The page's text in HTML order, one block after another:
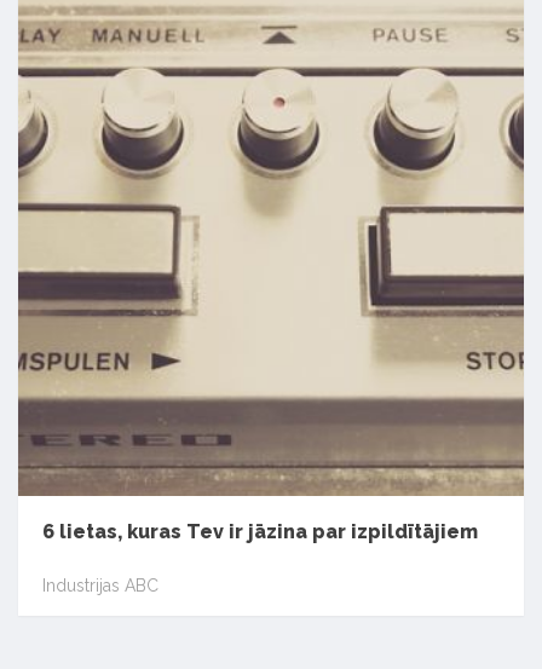
6 lietas, kuras Tev ir jāzina par izpildītājiem
Industrijas ABC